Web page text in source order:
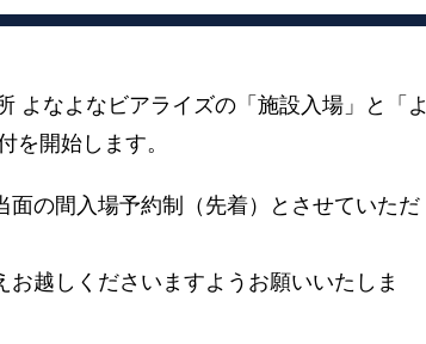
よなよなビアライズの「施設入場」と「 よ
を開始します。
の間入場予約制（先着）とさせていただ
越しくださいますようお願いいたしま